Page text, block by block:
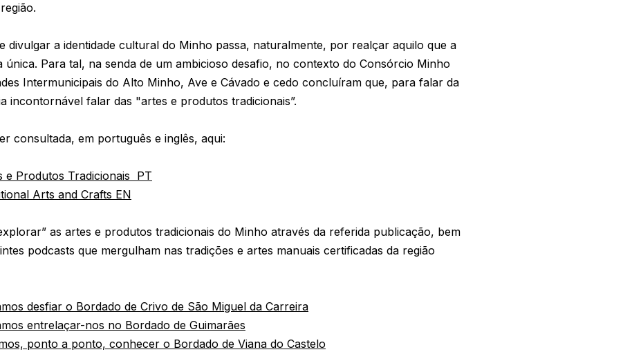
divulgar a identidade cultural do Minho passa, naturalmente, por realçar aquilo que a
única. Para tal, na senda de um ambicioso desafio, no contexto do Consórcio Minho
Intermunicipais do Alto Minho, Ave e Cávado e cedo concluíram que, para falar da
incontornável falar das "artes e produtos tradicionais”.
consultada, em português e inglês, aqui:
Produtos Tradicionais PT
Arts and Crafts EN
as artes e produtos tradicionais do Minho através da referida publicação, bem
podcasts que mergulham nas tradições e artes manuais certificadas da região
desfiar o Bordado de Crivo de São Miguel da Carreira
entrelaçar-nos no Bordado de Guimarães
ponto a ponto, conhecer o Bordado de Viana do Castelo